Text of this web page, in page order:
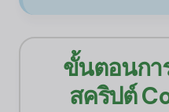
ขั้นตอนกา
สคริปต์